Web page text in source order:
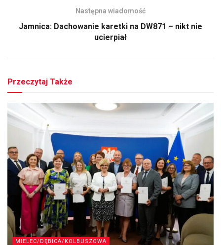
Następna wiadomość
Jamnica: Dachowanie karetki na DW871 – nikt nie
ucierpiał
Przeczytaj Także
MIELEC/DĘBICA/KOLBUSZOWA